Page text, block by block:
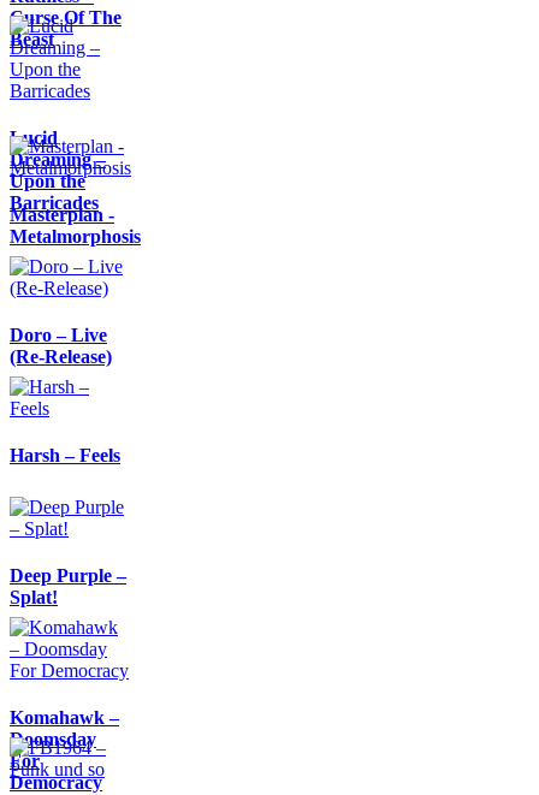
Curse Of The
Beast
Lucid
Dreaming –
Upon the
Barricades
Masterplan -
Metalmorphosis
Doro – Live
(Re-Release)
Harsh – Feels
Deep Purple –
Splat!
Komahawk –
Doomsday
For
Democracy